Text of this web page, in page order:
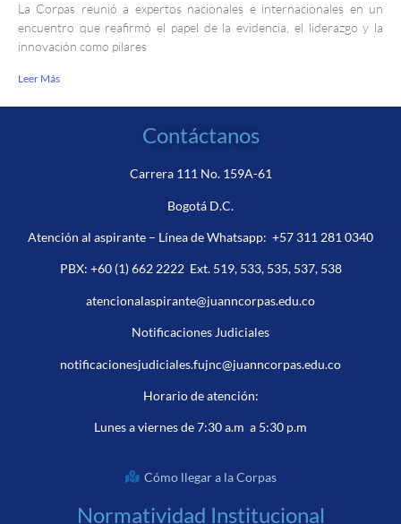
La Corpas reunió a expertos nacionales e internacionales en un
encuentro que reafirmó el papel de la evidencia, el liderazgo y la
innovación como pilares
Leer Más
Contáctanos
Carrera 111 No. 159A-61
Bogotá D.C.
Atención al aspirante – Línea de Whatsapp: +57 311 281 0340
PBX: +60 (1) 662 2222Ext. 519, 533, 535, 537, 538
atencionalaspirante@juanncorpas.edu.co
Notificaciones Judiciales
notificacionesjudiciales.fujnc@juanncorpas.edu.co
Horario de atención:
Lunes a viernes de 7:30 a.m a 5:30 p.m
Cómo llegar a la Corpas
Normatividad Institucional